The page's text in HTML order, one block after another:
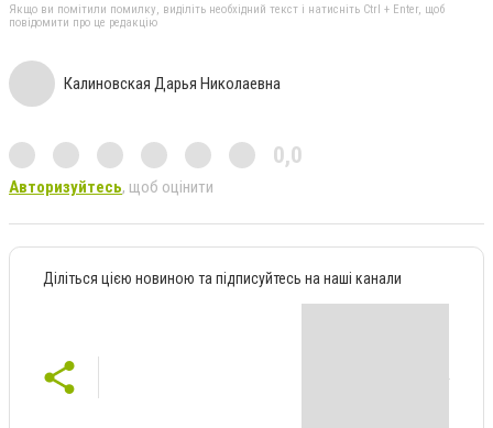
Якщо ви помітили помилку, виділіть необхідний текст і натисніть Ctrl + Enter, щоб
повідомити про це редакцію
Калиновская Дарья Николаевна
0,0
Авторизуйтесь, щоб оцінити
Діліться цією новиною та підписуйтесь на наші канали